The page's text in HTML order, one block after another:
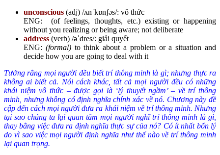
unconscious (adj) /ʌnˈkɒnʃəs/: vô thức
ENG: (of feelings, thoughts, etc.) existing or happening
without you realizing or being aware; not deliberate
address (verb) /əˈdres/: giải quyết
ENG: (formal)to think about a problem or a situation and
decide how you are going to deal with it
Tưởng rằng mọi người đều biết trí thông minh là gì; nhưng thực ra
không ai biết cả. Nói cách khác, tất cả mọi người đều có những
khái niệm vô thức – được gọi là ‘lý thuyết ngầm’ – về trí thông
minh, nhưng không có định nghĩa chính xác về nó. Chương này đề
cập đến cách mọi người đưa ra khái niệm về trí thông minh. Nhưng
tại sao chúng ta lại quan tâm mọi người nghĩ trí thông minh là gì,
thay bằng việc đưa ra định nghĩa thực sự của nó? Có ít nhất bốn lý
do vì sao việc mọi người định nghĩa như thế nào về trí thông minh
lại quan trọng.